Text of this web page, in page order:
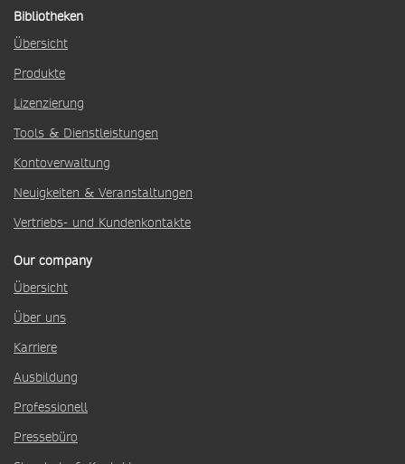
Bibliotheken
Übersicht
Produkte
Lizenzierung
Tools & Dienstleistungen
Kontoverwaltung
Neuigkeiten & Veranstaltungen
Vertriebs- und Kundenkontakte
Our company
Übersicht
Über uns
Karriere
Ausbildung
Professionell
Pressebüro